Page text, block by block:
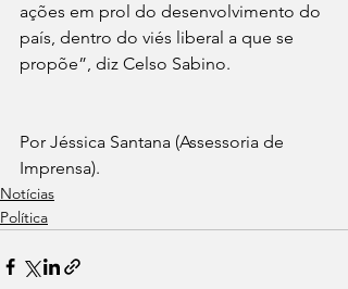
ações em prol do desenvolvimento do
país, dentro do viés liberal a que se
propõe”, diz Celso Sabino.
Por Jéssica Santana (Assessoria de
Imprensa).
Notícias
Política